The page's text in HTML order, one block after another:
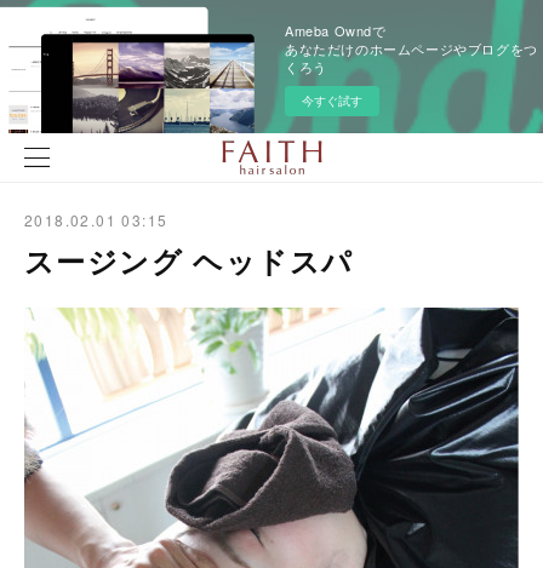
Ameba Owndで
あなただけのホームページやブログをつ
くろう
今すぐ試す
2018.02.01 03:15
スージング ヘッドスパ